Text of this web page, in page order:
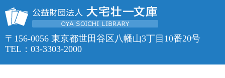
〒156-0056 東京都世田谷区八幡山3丁目10番20号
TEL：03-3303-2000